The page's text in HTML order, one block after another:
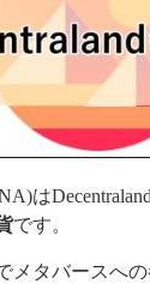
は
です。
メタバースへの